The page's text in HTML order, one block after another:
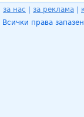
за нас за реклама
Всички права